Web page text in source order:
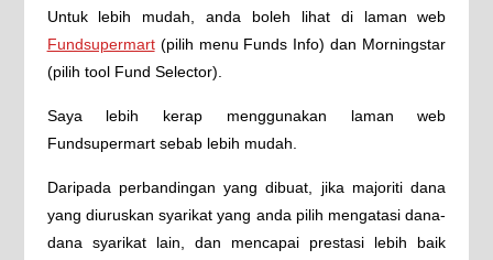
Untuk lebih mudah, anda boleh lihat di laman web
Fundsupermart(pilih menu Funds Info) dan Morningstar
(pilih tool Fund Selector).
Saya lebih kerap menggunakan laman web
Fundsupermart sebab lebih mudah.
Daripada perbandingan yang dibuat, jika majoriti dana
yang diuruskan syarikat yang anda pilih mengatasi dana-
dana syarikat lain, dan mencapai prestasi lebih baik